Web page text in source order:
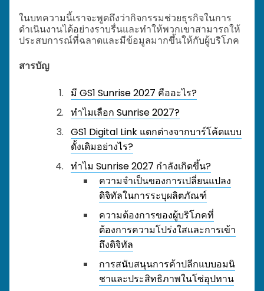
ในบทความนี้เราจะพูดถึงว่ากิจกรรมช่วยธุรกิจในการ
ดำเนินงานได้อย่างราบรื่นและทำให้พวกเขาสามารถให้
ประสบการณ์ที่ฉลาดและมีข้อมูลมากขึ้นให้กับผู้บริโภค
สารบัญ
มี GS1 Sunrise 2027 คืออะไร?
ทำไมเลือก Sunrise 2027?
GS1 Digital Link แตกต่างจากบาร์โค้ดแบบ
ดั้งเดิมอย่างไร?
ทำไม Sunrise 2027 กำลังเกิดขึ้น?
ความจำเป็นของการเปลี่ยนแปลง
ดิจิทัลในการระบุผลิตภัณฑ์
ความต้องการของผู้บริโภคที่
ต้องการความโปร่งใสและการเข้า
ถึงดิจิทัล
การสนับสนุนการค้าปลีกแบบอมนิ
ชาและประสิทธิภาพในโซ่อุปทาน